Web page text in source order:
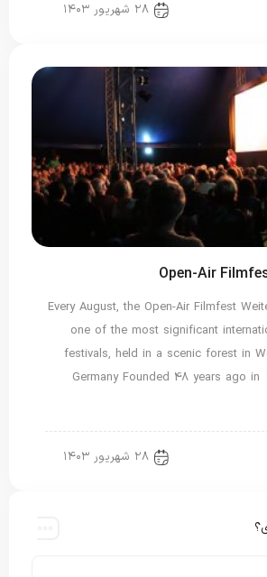
۲۸ شهریور ۱۴۰۳
Open-Air
Every August, the Open-Air Filmfest
one of the most significant
festivals, held in a scenic forest in
Germany Founded 48 years ago
۲۸ شهریور ۱۴۰۳